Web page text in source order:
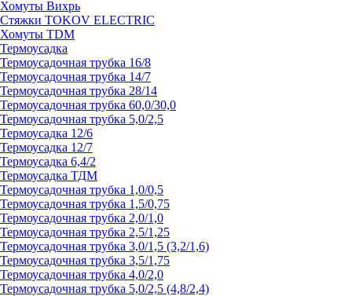
Хомуты Вихрь
Стяжки TOKOV ELECTRIC
Хомуты TDM
Термоусадка
Термоусадочная трубка 16/8
Термоусадочная трубка 14/7
Термоусадочная трубка 28/14
Термоусадочная трубка 60,0/30,0
Термоусадочная трубка 5,0/2,5
Термоусадка 12/6
Термоусадка 12/7
Термоусадка 6,4/2
Термоусадка ТДМ
Термоусадочная трубка 1,0/0,5
Термоусадочная трубка 1,5/0,75
Термоусадочная трубка 2,0/1,0
Термоусадочная трубка 2,5/1,25
Термоусадочная трубка 3,0/1,5 (3,2/1,6)
Термоусадочная трубка 3,5/1,75
Термоусадочная трубка 4,0/2,0
Термоусадочная трубка 5,0/2,5 (4,8/2,4)